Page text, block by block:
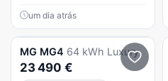
um dia atrás
MG MG4 64 kWh Luxury
23 490 €